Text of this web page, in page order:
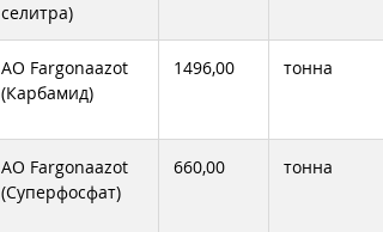
селитра)
АО Fargonaazot
(Карбамид)
1496,00 тонна
АО Fargonaazot
(Суперфосфат)
660,00 тонна